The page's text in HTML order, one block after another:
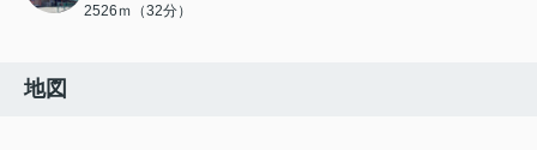
2526ｍ（32分）
地図